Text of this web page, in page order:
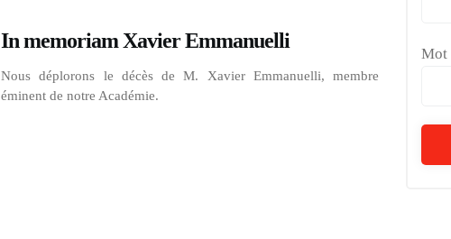
In memoriam Xavier Emmanuelli
Nous déplorons le décès de M. Xavier Emmanuelli, membre
éminent de notre Académie.
Mot